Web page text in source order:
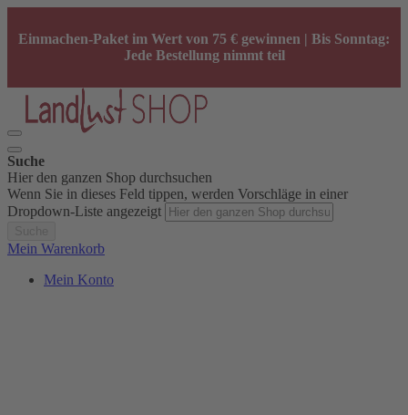
Einmachen-Paket im Wert von 75 € gewinnen | Bis Sonntag:
Jede Bestellung nimmt teil
Suche
Hier den ganzen Shop durchsuchen
Wenn Sie in dieses Feld tippen, werden Vorschläge in einer
Dropdown-Liste angezeigt
Mein Warenkorb
Mein Konto